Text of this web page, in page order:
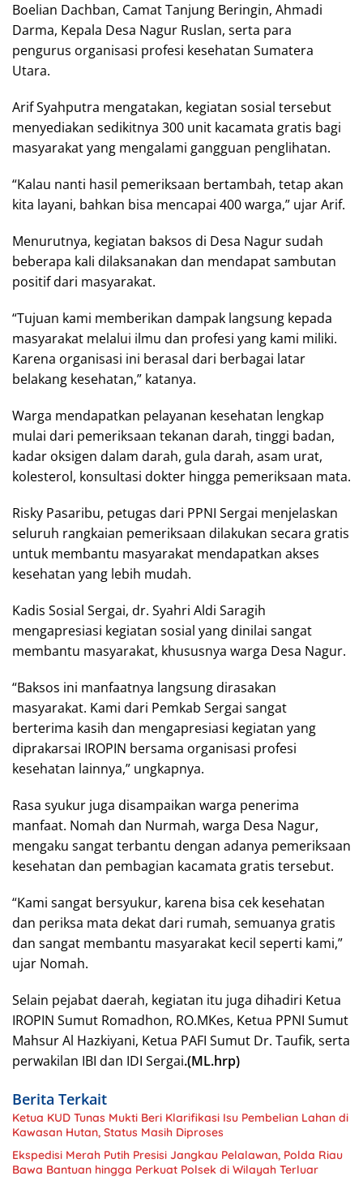
Boelian Dachban, Camat Tanjung Beringin, Ahmadi
Darma, Kepala Desa Nagur Ruslan, serta para
pengurus organisasi profesi kesehatan Sumatera
Utara.
Arif Syahputra mengatakan, kegiatan sosial tersebut
menyediakan sedikitnya 300 unit kacamata gratis bagi
masyarakat yang mengalami gangguan penglihatan.
“Kalau nanti hasil pemeriksaan bertambah, tetap akan
kita layani, bahkan bisa mencapai 400 warga,” ujar Arif.
Menurutnya, kegiatan baksos di Desa Nagur sudah
beberapa kali dilaksanakan dan mendapat sambutan
positif dari masyarakat.
“Tujuan kami memberikan dampak langsung kepada
masyarakat melalui ilmu dan profesi yang kami miliki.
Karena organisasi ini berasal dari berbagai latar
belakang kesehatan,” katanya.
Warga mendapatkan pelayanan kesehatan lengkap
mulai dari pemeriksaan tekanan darah, tinggi badan,
kadar oksigen dalam darah, gula darah, asam urat,
kolesterol, konsultasi dokter hingga pemeriksaan mata.
Risky Pasaribu, petugas dari PPNI Sergai menjelaskan
seluruh rangkaian pemeriksaan dilakukan secara gratis
untuk membantu masyarakat mendapatkan akses
kesehatan yang lebih mudah.
Kadis Sosial Sergai, dr. Syahri Aldi Saragih
mengapresiasi kegiatan sosial yang dinilai sangat
membantu masyarakat, khususnya warga Desa Nagur.
“Baksos ini manfaatnya langsung dirasakan
masyarakat. Kami dari Pemkab Sergai sangat
berterima kasih dan mengapresiasi kegiatan yang
diprakarsai IROPIN bersama organisasi profesi
kesehatan lainnya,” ungkapnya.
Rasa syukur juga disampaikan warga penerima
manfaat. Nomah dan Nurmah, warga Desa Nagur,
mengaku sangat terbantu dengan adanya pemeriksaan
kesehatan dan pembagian kacamata gratis tersebut.
“Kami sangat bersyukur, karena bisa cek kesehatan
dan periksa mata dekat dari rumah, semuanya gratis
dan sangat membantu masyarakat kecil seperti kami,”
ujar Nomah.
Selain pejabat daerah, kegiatan itu juga dihadiri Ketua
IROPIN Sumut Romadhon, RO.MKes, Ketua PPNI Sumut
Mahsur Al Hazkiyani, Ketua PAFI Sumut Dr. Taufik, serta
perwakilan IBI dan IDI Sergai.(ML.hrp)
Berita Terkait
Ketua KUD Tunas Mukti Beri Klarifikasi Isu Pembelian Lahan di
Kawasan Hutan, Status Masih Diproses
Ekspedisi Merah Putih Presisi Jangkau Pelalawan, Polda Riau
Bawa Bantuan hingga Perkuat Polsek di Wilayah Terluar